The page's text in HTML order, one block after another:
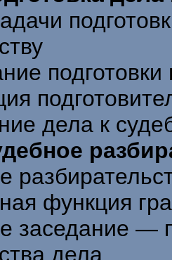
подготовки
дела к
функция
заседание —
дела